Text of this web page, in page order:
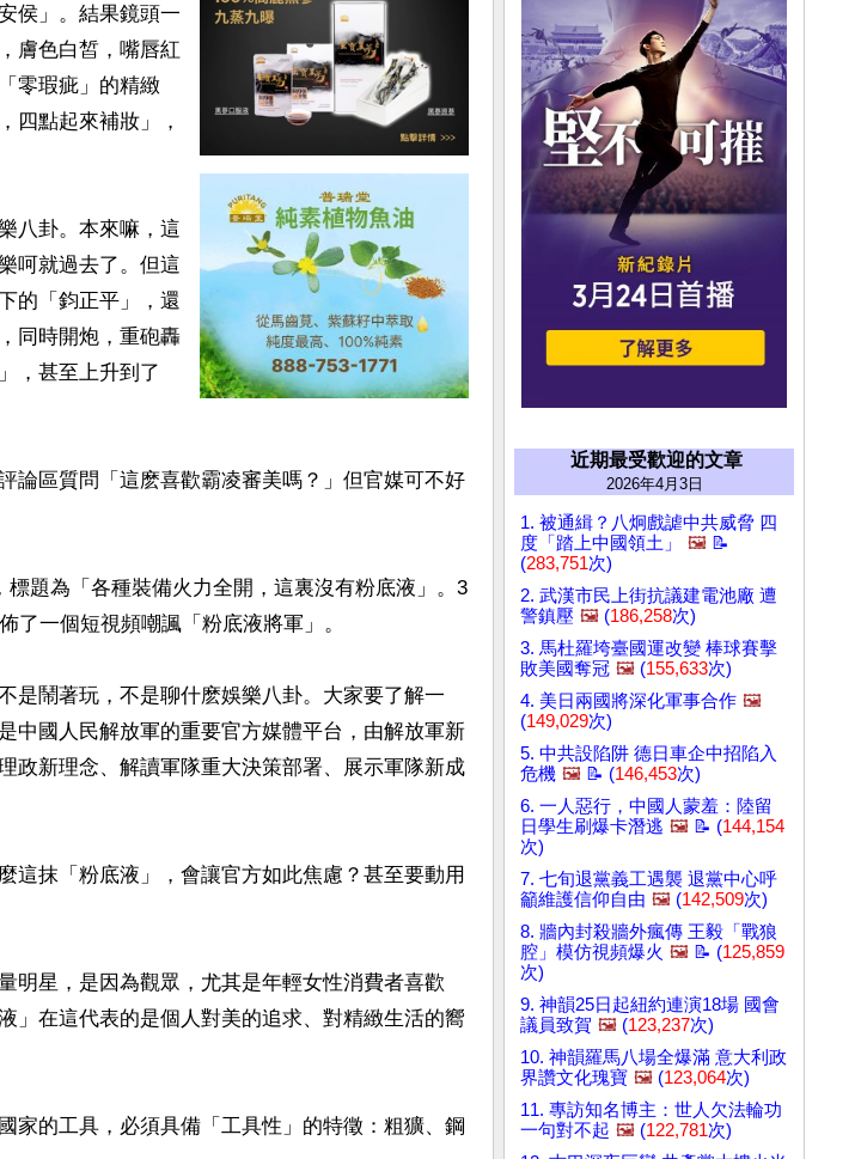
侯」。結果鏡頭一
膚色白皙，嘴唇紅
零瑕疵」的精緻
四點起來補妝」，
八卦。本來嘛，這
呵就過去了。但這
的「鈞正平」，還
同時開炮，重砲轟
，甚至上升到了
論區質問「這麽喜歡霸凌審美嗎？」但官媒可不好
題為「各種裝備火力全開，這裏沒有粉底液」。3
了一個短視頻嘲諷「粉底液將軍」。
是鬧著玩，不是聊什麽娛樂八卦。大家要了解一
中國人民解放軍的重要官方媒體平台，由解放軍新
政新理念、解讀軍隊重大決策部署、展示軍隊新成
這抹「粉底液」，會讓官方如此焦慮？甚至要動用
明星，是因為觀眾，尤其是年輕女性消費者喜歡
」在這代表的是個人對美的追求、對精緻生活的嚮
家的工具，必須具備「工具性」的特徵：粗獷、鋼
近期最受歡迎的文章
2026年4月3日
1. 被通緝？八炯戲謔中共威脅 四
度「踏上中國領土」
🖼️ 📝
(283,751次)
2. 武漢市民上街抗議建電池廠 遭
警鎮壓 🖼️ (186,258次)
3. 馬杜羅垮臺國運改變 棒球賽擊
敗美國奪冠 🖼️ (155,633次)
4. 美日兩國將深化軍事合作 🖼️
(149,029次)
5. 中共設陷阱 德日車企中招陷入
危機 🖼️ 📝 (146,453次)
6. 一人惡行，中國人蒙羞：陸留
日學生刷爆卡潛逃 🖼️ 📝 (144,154
次)
7. 七旬退黨義工遇襲 退黨中心呼
籲維護信仰自由 🖼️ (142,509次)
8. 牆內封殺牆外瘋傳 王毅「戰狼
腔」模仿視頻爆火 🖼️ 📝 (125,859
次)
9. 神韻25日起紐約連演18場 國會
議員致賀 🖼️ (123,237次)
10. 神韻羅馬八場全爆滿 意大利政
界讚文化瑰寶 🖼️ (123,064次)
11. 專訪知名博主：世人欠法輪功
一句對不起 🖼️ (122,781次)